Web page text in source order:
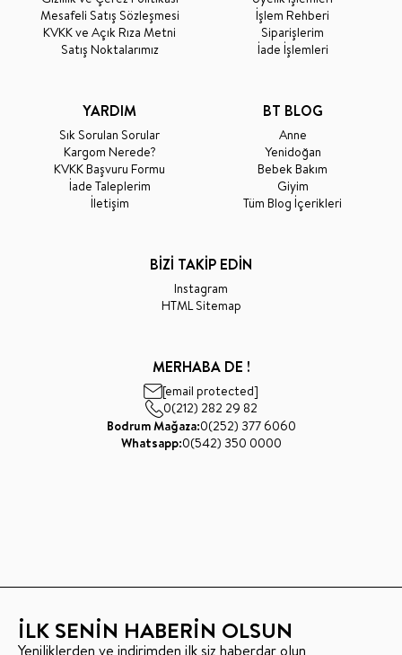
Mesafeli Satış Sözleşmesi
KVKK ve Açık Rıza Metni
Satış Noktalarımız
İşlem Rehberi
Siparişlerim
İade İşlemleri
YARDIM
Sık Sorulan Sorular
Kargom Nerede?
KVKK Başvuru Formu
İade Taleplerim
İletişim
BT BLOG
Anne
Yenidoğan
Bebek Bakım
Giyim
Tüm Blog İçerikleri
BİZİ TAKİP EDİN
Instagram
HTML Sitemap
MERHABA DE !
[email protected]
0(212) 282 29 82
Bodrum Mağaza:0(252) 377 6060
Whatsapp:0(542) 350 0000
İLK SENİN HABERİN OLSUN
Yeniliklerden ve indirimden ilk siz haberdar olun